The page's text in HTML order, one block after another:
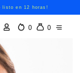
listo en 12 horas!
0 0